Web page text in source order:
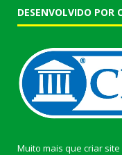
DESENVOLVIDO POR
Muito mais que criar site